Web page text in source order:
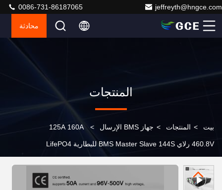
jeffreyth@hngce.com
0086-731-86187065
محادثة
المنتجات
بيت > المنتجات > جهاز BMS الإرسال >
125A 160A
460.8V رلاي BMS Master Slave 144S للبطارية LifePO4